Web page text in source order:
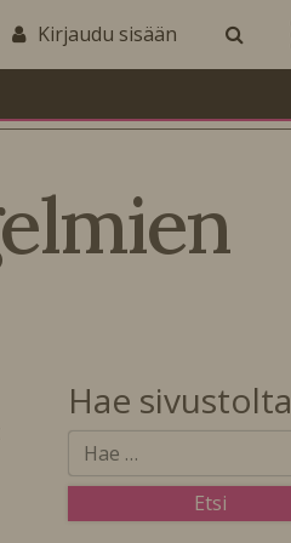
Kirjaudu sisään
Hae sivustolta